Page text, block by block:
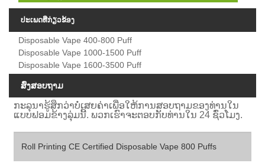
ປະເພດທີ່ກ່ຽວຂ້ອງ
Disposable Vape 400-800 Puff
Disposable Vape 1000-1500 Puff
Disposable Vape 1600-3500 Puff
ສົ່ງສອບຖາມ
ກະລຸນາຮູ້ສຶກວ່າບໍ່ເສຍຄ່າເພື່ອໃຫ້ການສອບຖາມຂອງທ່ານໃນ
ແບບຟອມຂ້າງລຸ່ມນີ້. ພວກເຮົາຈະຕອບກັບທ່ານໃນ 24 ຊົ່ວໂມງ.